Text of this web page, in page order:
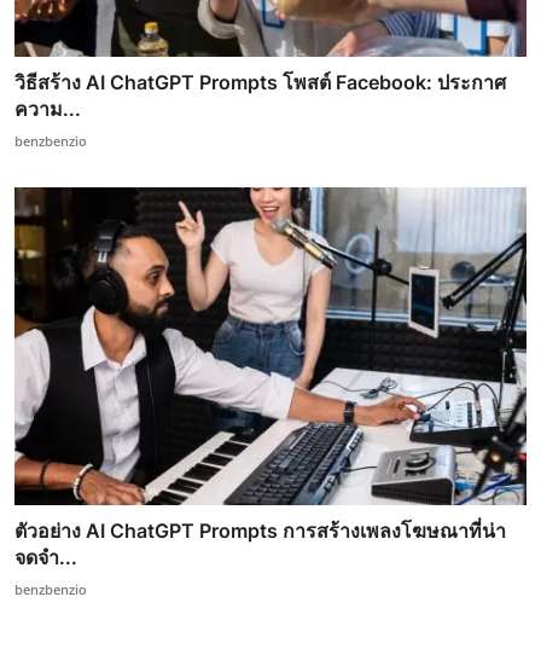
วิธีสร้าง AI ChatGPT Prompts โพสต์ Facebook: ประกาศ
ความ...
benzbenzio
ตัวอย่าง AI ChatGPT Prompts การสร้างเพลงโฆษณาที่น่า
จดจำ...
benzbenzio